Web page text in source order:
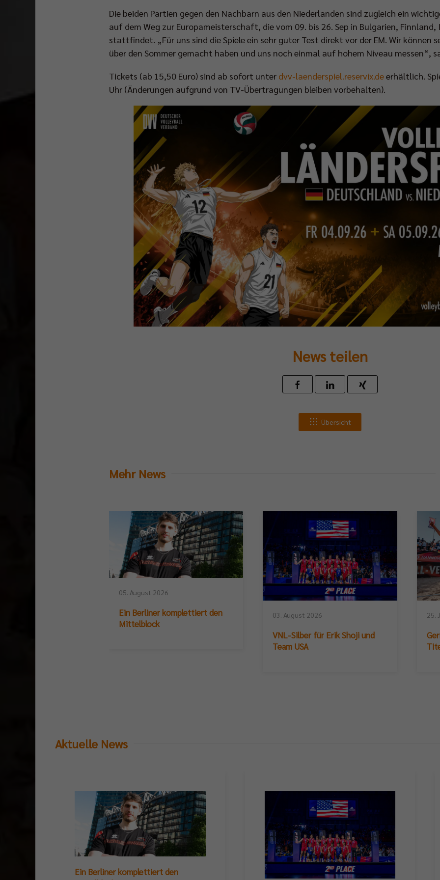
Die beiden Partien gegen den Nachbarn aus den Niederlanden sind zugleich ein
auf dem Weg zur Europameisterschaft, die vom 09. bis 26. Sep in Bulgarien,
stattfindet. „Für uns sind die Spiele ein sehr guter Test direkt vor der EM. Wir können
über den Sommer gemacht haben und uns noch einmal auf hohem Niveau messen“,
Tickets (ab 15,50 Euro) sind ab sofort unter dvv-laenderspiel.reservix.deerhältlich.
Uhr (Änderungen aufgrund von TV-Übertragungen bleiben vorbehalten).
News teilen
Übersicht
Mehr News
05. August 2026
Ein Berliner komplettiert den
Mittelblock
03. August 2026
VNL-Silber für Erik Shoji und
Team USA
25.
Aktuelle News
Ein Berliner komplettiert den